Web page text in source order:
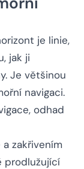
je linie,
jak ji
Je většinou
navigaci.
odhad
zakřivením
prodlužující